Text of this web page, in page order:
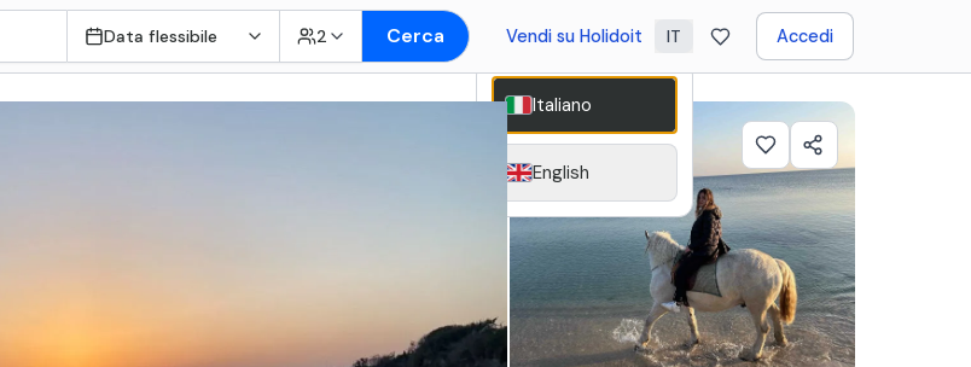
Data flessibile 2 Cerca Vendi su Holidoit IT Accedi
Italiano
English